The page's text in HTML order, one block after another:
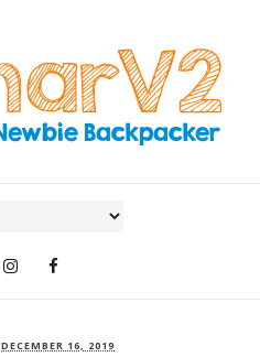
DECEMBER 16, 2019